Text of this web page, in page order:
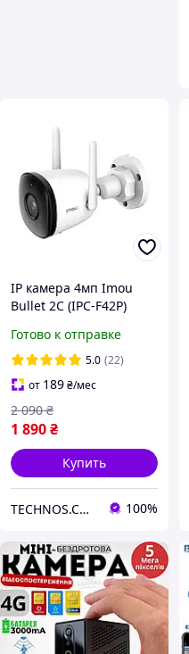
IP камера 4мп Imou
Bullet 2C (IPC-F42P)
Готово к отправке
5.0 (22)
от 189₴/мес
1 890₴
2 090 ₴
Купить
TECHNOS.COM.UA 100%